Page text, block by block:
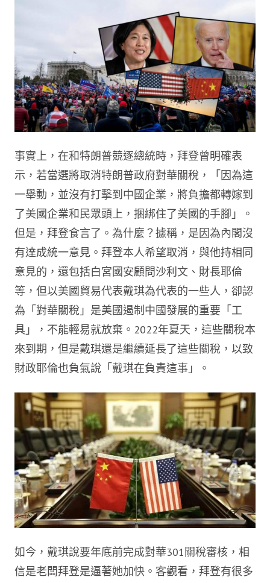
事實上，在和特朗普競逐總統時，拜登曾明確表
示，若當選將取消特朗普政府對華關稅，「因為這
一舉動，並沒有打擊到中國企業，將負擔都轉嫁到
了美國企業和民眾頭上，捆綁住了美國的手腳」。
但是，拜登食言了。為什麼？據稱，是因為內閣沒
有達成統一意見。拜登本人希望取消，與他持相同
意見的，還包括白宮國安顧問沙利文、財長耶倫
等，但以美國貿易代表戴琪為代表的一些人，卻認
為「對華關稅」是美國遏制中國發展的重要「工
具」，不能輕易就放棄。2022年夏天，這些關稅本
來到期，但是戴琪還是繼續延長了這些關稅，以致
財政耶倫也負氣說「戴琪在負責這事」。
如今，戴琪說要年底前完成對華301關稅審核，相
信是老闆拜登是逼著她加快。客觀看，拜登有很多